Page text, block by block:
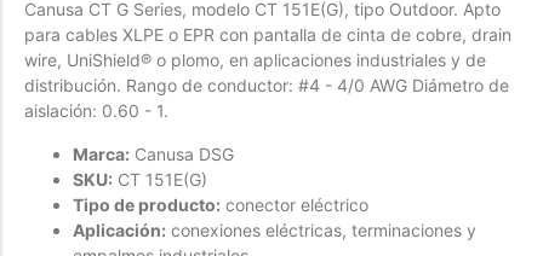
Another as studied
Forfeited you engrossed
Especially favourable
Video
Canusa CT G Series, modelo CT 151E(G), tipo Outdoor. Apto
para cables XLPE o EPR con pantalla de cinta de cobre, drain
wire, UniShield® o plomo, en aplicaciones industriales y de
distribución. Rango de conductor: #4 - 4/0 AWG Diámetro de
aislación: 0.60 - 1.
Marca: Canusa DSG
SKU: CT 151E(G)
Tipo de producto: conector eléctrico
Aplicación: conexiones eléctricas, terminaciones y